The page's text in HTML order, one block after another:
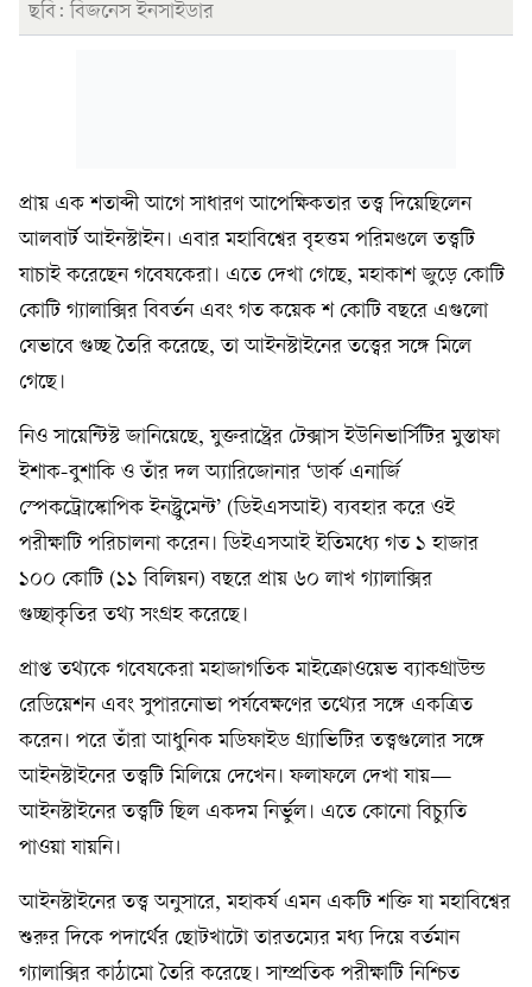
ছবি: বিজনেস ইনসাইডার
প্রায় এক শতাব্দী আগে সাধারণ আপেক্ষিকতার তত্ত্ব দিয়েছিলেন
আলবার্ট আইনস্টাইন। এবার মহাবিশ্বের বৃহত্তম পরিমণ্ডলে তত্ত্বটি
যাচাই করেছেন গবেষকেরা। এতে দেখা গেছে, মহাকাশ জুড়ে কোটি
কোটি গ্যালাক্সির বিবর্তন এবং গত কয়েক শ কোটি বছরে এগুলো
যেভাবে গুচ্ছ তৈরি করেছে, তা আইনস্টাইনের তত্ত্বের সঙ্গে মিলে
গেছে।
নিও সায়েন্টিস্ট জানিয়েছে, যুক্তরাষ্ট্রের টেক্সাস ইউনিভার্সিটির মুস্তাফা
ইশাক-বুশাকি ও তাঁর দল অ্যারিজোনার ‘ডার্ক এনার্জি
স্পেকট্রোস্কোপিক ইনস্ট্রুমেন্ট’ (ডিইএসআই) ব্যবহার করে ওই
পরীক্ষাটি পরিচালনা করেন। ডিইএসআই ইতিমধ্যে গত ১ হাজার
১০০ কোটি (১১ বিলিয়ন) বছরে প্রায় ৬০ লাখ গ্যালাক্সির
গুচ্ছাকৃতির তথ্য সংগ্রহ করেছে।
প্রাপ্ত তথ্যকে গবেষকেরা মহাজাগতিক মাইক্রোওয়েভ ব্যাকগ্রাউন্ড
রেডিয়েশন এবং সুপারনোভা পর্যবেক্ষণের তথ্যের সঙ্গে একত্রিত
করেন। পরে তাঁরা আধুনিক মডিফাইড গ্র্যাভিটির তত্ত্বগুলোর সঙ্গে
আইনস্টাইনের তত্ত্বটি মিলিয়ে দেখেন। ফলাফলে দেখা যায়—
আইনস্টাইনের তত্ত্বটি ছিল একদম নির্ভুল। এতে কোনো বিচ্যুতি
পাওয়া যায়নি।
আইনস্টাইনের তত্ত্ব অনুসারে, মহাকর্ষ এমন একটি শক্তি যা মহাবিশ্বের
শুরুর দিকে পদার্থের ছোটখাটো তারতম্যের মধ্য দিয়ে বর্তমান
গ্যালাক্সির কাঠামো তৈরি করেছে। সাম্প্রতিক পরীক্ষাটি নিশ্চিত